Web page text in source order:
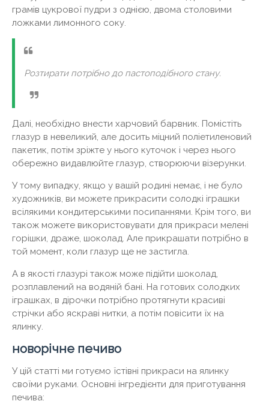
грамів цукрової пудри з однією, двома столовими
ложками лимонного соку.
Розтирати потрібно до пастоподібного стану.
Далі, необхідно внести харчовий барвник. Помістіть
глазур в невеликий, але досить міцний поліетиленовий
пакетик, потім зріжте у нього куточок і через нього
обережно видавлюйте глазур, створюючи візерунки.
У тому випадку, якщо у вашій родині немає, і не було
художників, ви можете прикрасити солодкі іграшки
всілякими кондитерськими посипаннями. Крім того, ви
також можете використовувати для прикраси мелені
горішки, драже, шоколад. Але прикрашати потрібно в
той момент, коли глазур ще не застигла.
А в якості глазурі також може підійти шоколад,
розплавлений на водяній бані. На готових солодких
іграшках, в дірочки потрібно протягнути красиві
стрічки або яскраві нитки, а потім повісити їх на
ялинку.
новорічне печиво
У цій статті ми готуємо їстівні прикраси на ялинку
своїми руками. Основні інгредієнти для приготування
печива: